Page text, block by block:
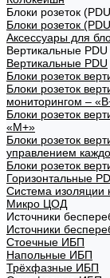
Блоки розеток
Блоки розеток
Аксессуары для
Вертикальные PDU
Вертикальные PDU
Блоки розеток
Блоки розеток
мониторингом –
Блоки розеток
«М+»
Блоки розеток
управлением
Блоки розеток
Горизонтальные
Система изоляции
Микро ЦОД
Источники
Источники
Стоечные ИБП
Напольные ИБП
Трёхфазные ИБП